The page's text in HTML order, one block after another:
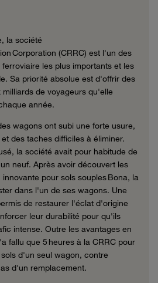
la société
Corporation (CRRC) est l'un des
les plus importants et les
Sa priorité absolue est d'offrir des
de voyageurs qu'elle
année.
wagons ont subi une forte usure,
des taches difficiles à éliminer.
la société avait pour habitude de
neuf. Après avoir découvert les
pour sols souples Bona, la
dans l'un de ses wagons. Une
de restaurer l'éclat d'origine
leur durabilité pour qu'ils
intense. Outre les avantages en
fallu que 5 heures à la CRRC pour
d'un seul wagon, contre
d'un remplacement.